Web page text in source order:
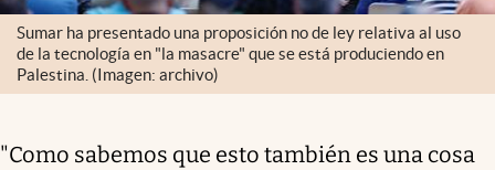
Sumar ha presentado una proposición no de ley relativa al uso
de la tecnología en "la masacre" que se está produciendo en
Palestina. (Imagen: archivo)
"Como sabemos que esto también es una cosa